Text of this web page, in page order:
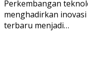
Perkembangan
menghadirkan
terbaru menjadi…